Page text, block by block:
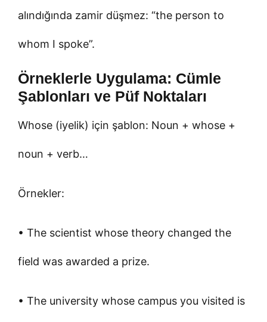
alındığında zamir düşmez: “the person to
whom I spoke”.
Örneklerle Uygulama: Cümle
Şablonları ve Püf Noktaları
Whose (iyelik) için şablon: Noun + whose +
noun + verb…
Örnekler:
• The scientist whose theory changed the
field was awarded a prize.
• The university whose campus you visited is